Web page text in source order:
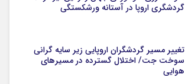
گردشگری اروپا در آستانه ورشکستگی
تغییر مسیر گردشگران اروپایی زیر سایه گرانی
سوخت جت/ اختلال گسترده در مسیرهای
هوایی